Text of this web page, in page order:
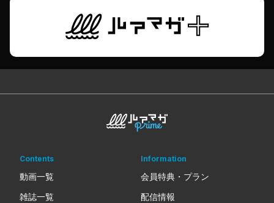
Contents
動画一覧
雑誌一覧
Information
会員特典・プラン
配信情報